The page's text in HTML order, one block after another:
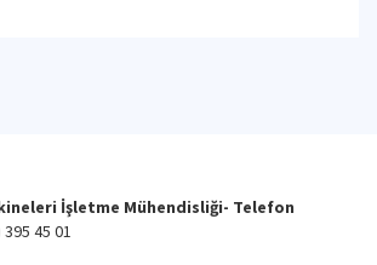
İşletme Mühendisliği- Telefon
45 01